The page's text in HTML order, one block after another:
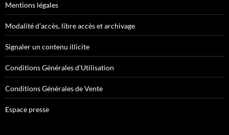
Mentions légales
Modalité d’accès, libre accès et archivage
Signaler un contenu illicite
Conditions Générales d’Utilisation
Conditions Générales de Vente
Espace presse